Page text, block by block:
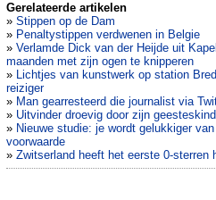
Gerelateerde artikelen
» Stippen op de Dam
» Penaltystippen verdwenen in Belgie
» Verlamde Dick van der Heijde uit
maanden met zijn ogen te knipperen
» Lichtjes van kunstwerk op station
reiziger
» Man gearresteerd die journalist via
» Uitvinder droevig door zijn geesteskind
» Nieuwe studie: je wordt gelukkiger
voorwaarde
» Zwitserland heeft het eerste 0-sterren